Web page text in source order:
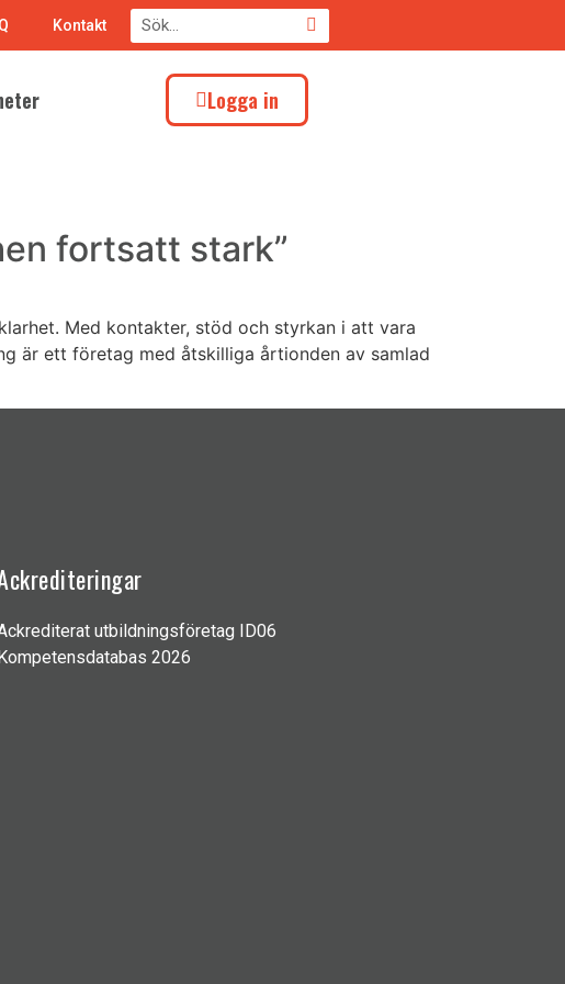
Kontakt
Logga in
fortsatt stark”
Med kontakter, stöd och styrkan i att vara
är ett företag med åtskilliga årtionden av samlad
utbildningsföretag ID06
Kompetensdatabas 2026